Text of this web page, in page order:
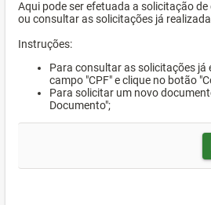
Aqui pode ser efetuada a solicitação de
ou consultar as solicitações já
Instruções:
Para consultar as solicitações já
campo "CPF" e clique no botão
Para solicitar um novo
Documento";